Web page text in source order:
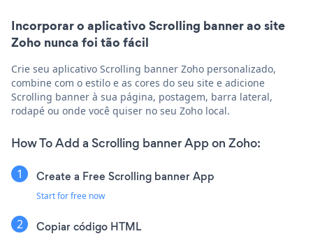
Incorporar o aplicativo Scrolling banner ao site
Zoho nunca foi tão fácil
Crie seu aplicativo Scrolling banner Zoho personalizado,
combine com o estilo e as cores do seu site e adicione
Scrolling banner à sua página, postagem, barra lateral,
rodapé ou onde você quiser no seu Zoho local.
How To Add a Scrolling banner App on Zoho:
Create a Free Scrolling banner App
Start for free now
Copiar código HTML